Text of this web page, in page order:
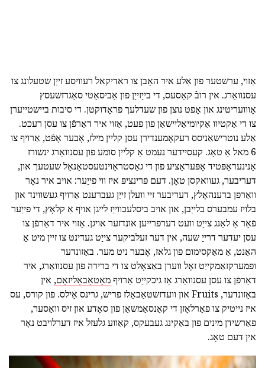
אַזוי, ערשטער פון אַלע איר האָבן צו ראדיקאל רעוויסע זייַן שטעלונג צו
עסנוואַרג. אין רובֿ קאַסעס, די בייַזייַן פון אַביסאַטי סאַגדזשעסץ
אָווועריטינג און אָפט נוצן פון שעדלעך פּראָדוקטן. די סיבות ביישטייערן
צו די אַקטיוו אַקיומיאַליישאַן פון פעט, אַזוי איר דאַרפֿן צו עסן רעכט.
אַלע נוטרישאַניסס רעקאָמענדירן עסן קליין מילז, אָבער אָפֿט, אַרויף צו
6 מאל אַ טאָג. קעסיידער נעמט אַ קליין סומע פון עסנוואַרג ינשורז
אַנינעראַפּטיד אָפּעראַציע פון די גאַסטראָוינטעסטאַנאַל שעטעך און,
דעריבער, געוואקסן טאָן. דעם פּרינציפּ איז ווי פייַער: אויב איר נאָר
וואַרפן ברענהאָלץ, דעריבער זיי וועלן זייַן געברענט אַרויף געשווינד און
בלויז עמבערס בלייַבן, און אויב ביסלעכווייַז לייגן אויף אַ קלאָץ, די פייַער
פֿאַר אַ לאַנג צייַט וועט דערפרייען אונדזער אויגן. אַזוי איר דאַרפֿן צו
עסן יעדער דרייַ שעה, אין דער זעלביקער צייַט געדינט צו זיין מיט אַ
האַנט, אַ מאַקסימום פון גלאז, אָבער ניט מער. באַזונדער
ופמערקזאַמקייַט זאָל ווערן באַצאָלט צו די ברירה פון עסנוואַרג, איר
דאַרפֿן צו עסן עסנוואַרג אַז גיכקייַט אַרויףמאַטאַבאַליזאַם, אין
באַזונדער, Fruits און וועדזשטאַבאַלז פריש, גרינס אָילס. פון קורס, עס
איז נייטיק צו פאַרלאָזן די קאַנסאַמשאַן פון סאָדע און זיס וואַסער,
פאַרשידן מינים פון באַקינג געבעקס, קאַווע גלעזל איז דערלויבט נאָר
אין דעם טאָג.